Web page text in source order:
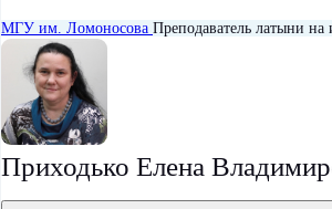
МГУ им. Ломоносова Преподаватель латыни
Приходько Елена